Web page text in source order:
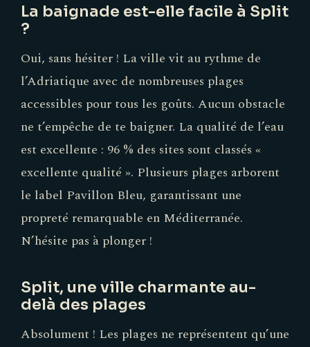
La baignade est-elle facile à Split
?
Oui, sans hésiter ! La ville vit au rythme de
l’Adriatique avec de nombreuses plages
accessibles pour tous les goûts. Aucun obstacle
ne t’empêche de te baigner. La qualité de l’eau
est excellente : 96 % des sites sont classés «
excellente qualité ». Plusieurs plages arborent
le label Pavillon Bleu, garantissant une
propreté remarquable en Méditerranée.
N’hésite pas à plonger !
Split, une ville charmante au-
delà des plages
Absolument ! Les plages ne représentent qu’une